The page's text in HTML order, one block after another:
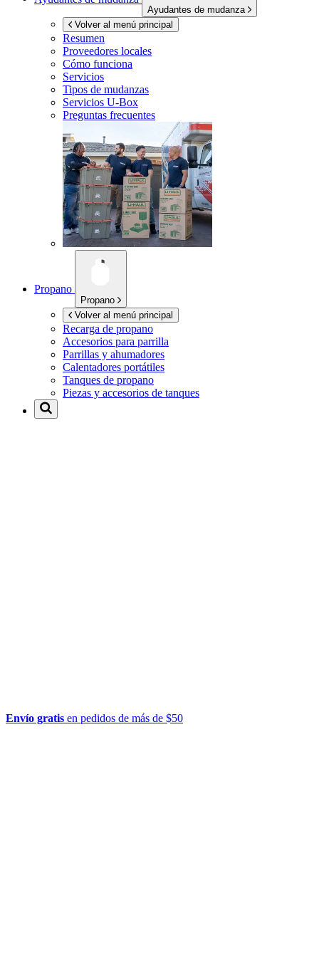
Ayudantes de mudanza
Volver al menú principal
Resumen
Proveedores locales
Cómo funciona
Servicios
Tipos de mudanzas
Servicios U-Box
Preguntas frecuentes
Propano
Propano
Volver al menú principal
Recarga de propano
Accesorios para parrilla
Parrillas y ahumadores
Calentadores portátiles
Tanques de propano
Piezas y accesorios de tanques
Envío gratis en pedidos de más de $50